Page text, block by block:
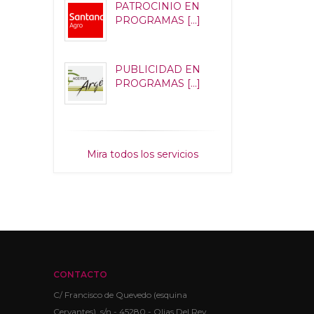
PATROCINIO EN
PROGRAMAS [...]
PUBLICIDAD EN
PROGRAMAS [...]
Mira todos los servicios
CONTACTO
C/ Francisco de Quevedo (esquina
Cervantes), s/n - 45280 - Olias Del Rey